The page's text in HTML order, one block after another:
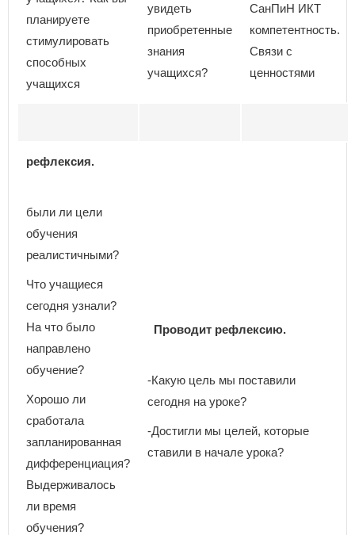
планируете
стимулировать
способных
учащихся
увидеть
приобретенные
знания
учащихся?
СанПиН ИКТ
компетентность.
Связи с
ценностями
рефлексия.
были ли цели
обучения
реалистичными?
Что учащиеся
сегодня узнали?
На что было
направлено
обучение?
Хорошо ли
сработала
запланированная
дифференциация?
Выдерживалось
ли время
обучения?
Проводит рефлексию.
-Какую цель мы поставили
сегодня на уроке?
-Достигли мы целей, которые
ставили в начале урока?